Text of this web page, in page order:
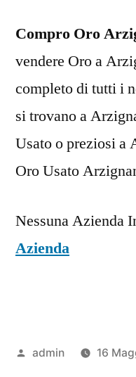
Compro Oro
vendere Oro a
completo di tutti i
si trovano a
Usato o preziosi a
Oro Usato
Nessuna Azienda
Azienda
Pubblicato
admin 16